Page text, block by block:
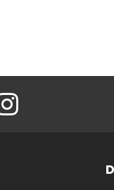
instagram